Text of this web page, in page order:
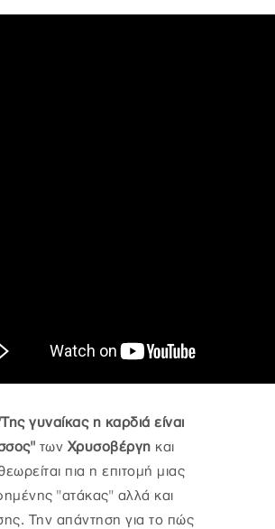
γυναίκας η καρδιά είναι
των Χρυσοβέργη και
πια η επιτομή μιας
"ατάκας" αλλά και
Την απάντηση για το πώς